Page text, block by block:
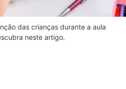
das crianças durante a aula
neste artigo.